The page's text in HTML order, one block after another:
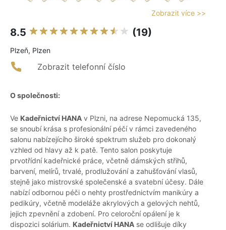
Zobrazit více >>
8.5 (19)
Plzeň, Plzen
Zobrazit telefonní číslo
O společnosti:
Ve Kadeřnictví HANA v Plzni, na adrese Nepomucká 135,
se snoubí krása s profesionální péčí v rámci zavedeného
salonu nabízejícího široké spektrum služeb pro dokonalý
vzhled od hlavy až k patě. Tento salon poskytuje
prvotřídní kadeřnické práce, včetně dámských střihů,
barvení, melírů, trvalé, prodlužování a zahušťování vlasů,
stejně jako mistrovské společenské a svatební účesy. Dále
nabízí odbornou péči o nehty prostřednictvím manikúry a
pedikúry, včetně modeláže akrylových a gelových nehtů,
jejich zpevnění a zdobení. Pro celoroční opálení je k
dispozici solárium. Kadeřnictví HANA se odlišuje díky